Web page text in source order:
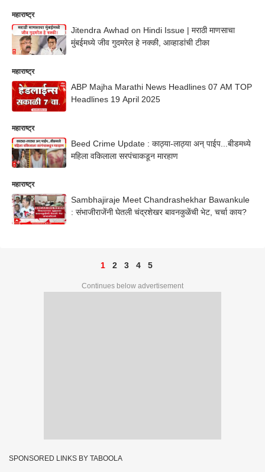
महाराष्ट्र
Jitendra Awhad on Hindi Issue | मराठी माणसाचा
मुंबईमध्ये जीव गुदमरेल हे नक्की, आव्हाडांची टीका
महाराष्ट्र
ABP Majha Marathi News Headlines 07 AM TOP
Headlines 19 April 2025
महाराष्ट्र
Beed Crime Update : काठ्या-लाठ्या अन् पाईप...बीडमध्ये
महिला वकिलाला सरपंचाकडून मारहाण
महाराष्ट्र
Sambhajiraje Meet Chandrashekhar Bawankule
: संभाजीराजेंनी घेतली चंद्रशेखर बावनकुळेंची भेट, चर्चा काय?
1 2 3 4 5
Continues below advertisement
SPONSORED LINKS BY TABOOLA